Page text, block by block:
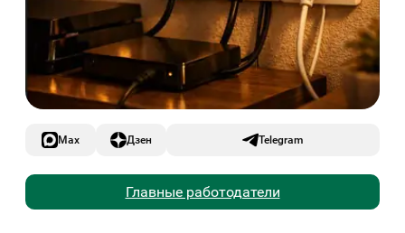
Max Дзен Telegram
Главные работодатели